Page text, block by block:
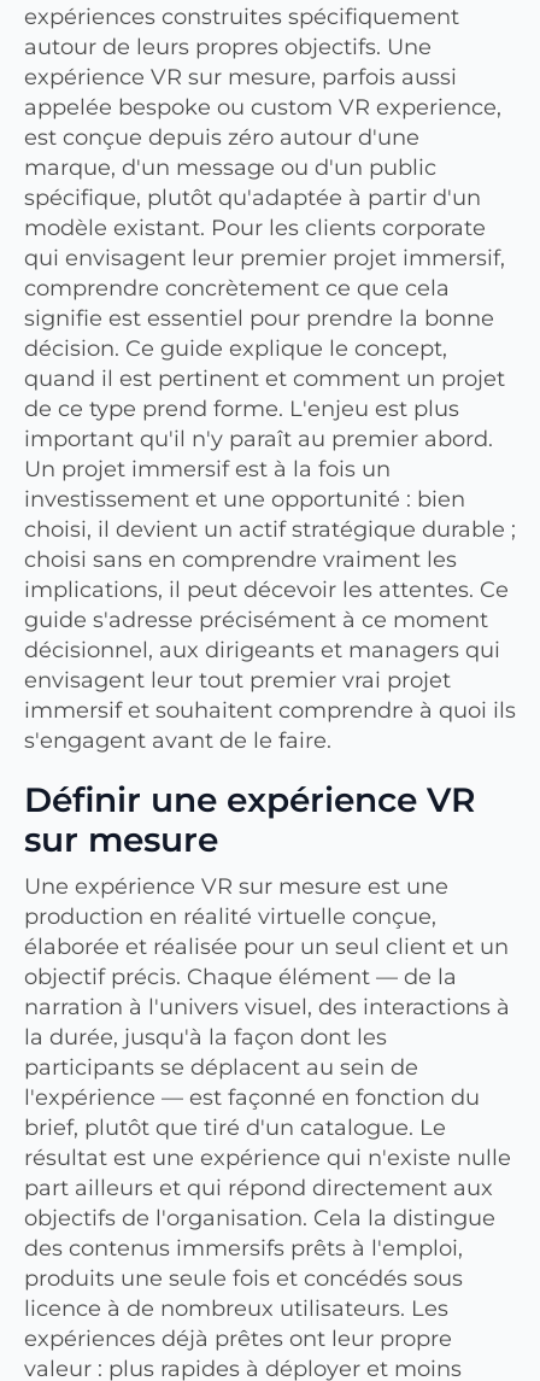
expériences construites spécifiquement
autour de leurs propres objectifs. Une
expérience VR sur mesure, parfois aussi
appelée bespoke ou custom VR experience,
est conçue depuis zéro autour d'une
marque, d'un message ou d'un public
spécifique, plutôt qu'adaptée à partir d'un
modèle existant. Pour les clients corporate
qui envisagent leur premier projet immersif,
comprendre concrètement ce que cela
signifie est essentiel pour prendre la bonne
décision. Ce guide explique le concept,
quand il est pertinent et comment un projet
de ce type prend forme. L'enjeu est plus
important qu'il n'y paraît au premier abord.
Un projet immersif est à la fois un
investissement et une opportunité : bien
choisi, il devient un actif stratégique durable ;
choisi sans en comprendre vraiment les
implications, il peut décevoir les attentes. Ce
guide s'adresse précisément à ce moment
décisionnel, aux dirigeants et managers qui
envisagent leur tout premier vrai projet
immersif et souhaitent comprendre à quoi ils
s'engagent avant de le faire.
Définir une expérience VR
sur mesure
Une expérience VR sur mesure est une
production en réalité virtuelle conçue,
élaborée et réalisée pour un seul client et un
objectif précis. Chaque élément — de la
narration à l'univers visuel, des interactions à
la durée, jusqu'à la façon dont les
participants se déplacent au sein de
l'expérience — est façonné en fonction du
brief, plutôt que tiré d'un catalogue. Le
résultat est une expérience qui n'existe nulle
part ailleurs et qui répond directement aux
objectifs de l'organisation. Cela la distingue
des contenus immersifs prêts à l'emploi,
produits une seule fois et concédés sous
licence à de nombreux utilisateurs. Les
expériences déjà prêtes ont leur propre
valeur : plus rapides à déployer et moins